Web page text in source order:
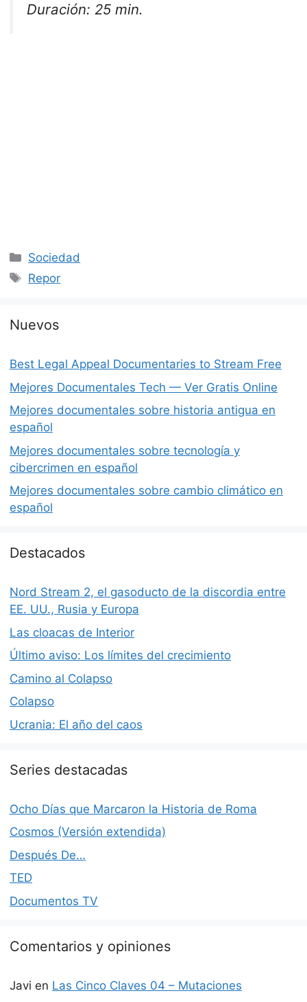
Duración: 25 min.
Categorías
Sociedad
Etiquetas
Repor
Nuevos
Best Legal Appeal Documentaries to Stream Free
Mejores Documentales Tech — Ver Gratis Online
Mejores documentales sobre historia antigua en
español
Mejores documentales sobre tecnología y
cibercrimen en español
Mejores documentales sobre cambio climático en
español
Destacados
Nord Stream 2, el gasoducto de la discordia entre
EE. UU., Rusia y Europa
Las cloacas de Interior
Último aviso: Los límites del crecimiento
Camino al Colapso
Colapso
Ucrania: El año del caos
Series destacadas
Ocho Días que Marcaron la Historia de Roma
Cosmos (Versión extendida)
Después De…
TED
Documentos TV
Comentarios y opiniones
Javi en Las Cinco Claves 04 – Mutaciones